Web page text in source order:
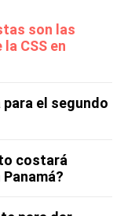
son las
CSS en
para el segundo
costará